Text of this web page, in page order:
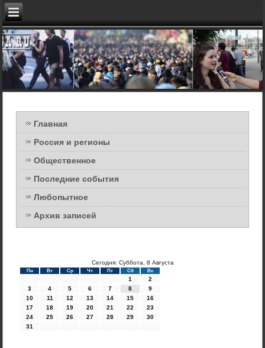
Главная
Россия и регионы
Общественное
Последние события
Любопытное
Архив записей
Сегодня: Суббота, 8 Августа
Пн Вт Ср Чт Пт Сб Вс
1
2
3
4 5 6 7 8
9
10
11 12 13 14 15
16
17
18 19 20 21 22
23
24
25 26 27 28 29
30
31